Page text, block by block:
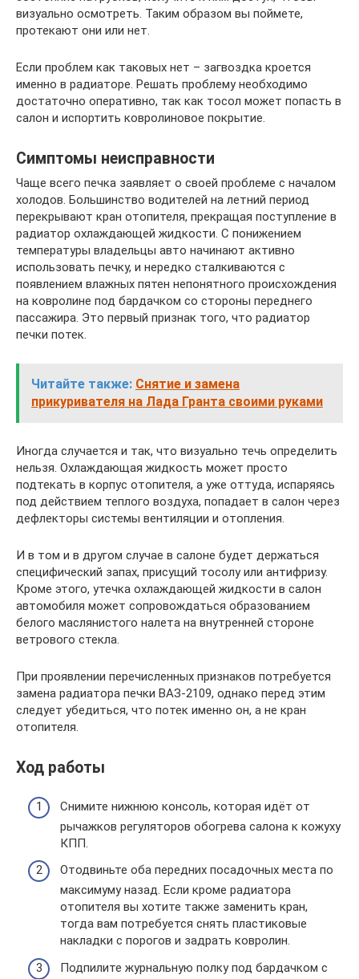
визуально осмотреть. Таким образом вы поймете,
протекают они или нет.
Если проблем как таковых нет – загвоздка кроется
именно в радиаторе. Решать проблему необходимо
достаточно оперативно, так как тосол может попасть в
салон и испортить ковролиновое покрытие.
Симптомы неисправности
Чаще всего печка заявляет о своей проблеме с началом
холодов. Большинство водителей на летний период
перекрывают кран отопителя, прекращая поступление в
радиатор охлаждающей жидкости. С понижением
температуры владельцы авто начинают активно
использовать печку, и нередко сталкиваются с
появлением влажных пятен непонятного происхождения
на ковролине под бардачком со стороны переднего
пассажира. Это первый признак того, что радиатор
печки потек.
Читайте также: Снятие и замена
прикуривателя на Лада Гранта своими руками
Иногда случается и так, что визуально течь определить
нельзя. Охлаждающая жидкость может просто
подтекать в корпус отопителя, а уже оттуда, испаряясь
под действием теплого воздуха, попадает в салон через
дефлекторы системы вентиляции и отопления.
И в том и в другом случае в салоне будет держаться
специфический запах, присущий тосолу или антифризу.
Кроме этого, утечка охлаждающей жидкости в салон
автомобиля может сопровождаться образованием
белого маслянистого налета на внутренней стороне
ветрового стекла.
При проявлении перечисленных признаков потребуется
замена радиатора печки ВАЗ-2109, однако перед этим
следует убедиться, что потек именно он, а не кран
отопителя.
Ход работы
Снимите нижнюю консоль, которая идёт от
рычажков регуляторов обогрева салона к кожуху
КПП.
Отодвиньте оба передних посадочных места по
максимуму назад. Если кроме радиатора
отопителя вы хотите также заменить кран,
тогда вам потребуется снять пластиковые
накладки с порогов и задрать ковролин.
Подпилите журнальную полку под бардачком с